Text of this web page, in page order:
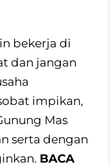
bekerja di
dan jangan
impikan,
Mas
serta dengan
BACA